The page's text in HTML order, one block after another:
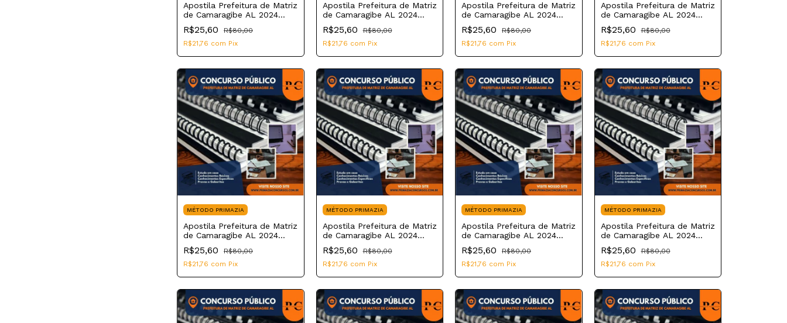
Apostila Prefeitura de Matriz
de Camaragibe AL 2024
Agente Administrativo
R$25,60
R$80,00
R$21,76 com Pix
Apostila Prefeitura de Matriz
de Camaragibe AL 2024
Auxiliar de Serviços Gerais
R$25,60
R$80,00
R$21,76 com Pix
Apostila Prefeitura de Matriz
de Camaragibe AL 2024
Professor de Matemática
R$25,60
R$80,00
R$21,76 com Pix
Apostila Prefeitura de Matriz
de Camaragibe AL 2024
Professor de História
R$25,60
R$80,00
R$21,76 com Pix
MÉTODO PRIMAZIA
Apostila Prefeitura de Matriz
de Camaragibe AL 2024
Professor de Geografia
R$25,60
R$80,00
R$21,76 com Pix
MÉTODO PRIMAZIA
Apostila Prefeitura de Matriz
de Camaragibe AL 2024
Professor de Língua
Portuguesa
R$25,60
R$80,00
R$21,76 com Pix
MÉTODO PRIMAZIA
Apostila Prefeitura de Matriz
de Camaragibe AL 2024
Professor de Inglês
R$25,60
R$80,00
R$21,76 com Pix
MÉTODO PRIMAZIA
Apostila Prefeitura de Matriz
de Camaragibe AL 2024
Professor de Ciências
R$25,60
R$80,00
R$21,76 com Pix